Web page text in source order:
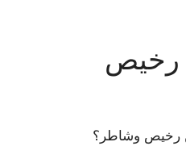
رخيص
رخيص وشاطر؟